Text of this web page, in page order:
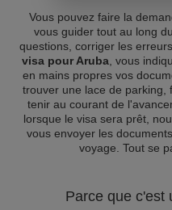
Vous pouvez faire la
vous guider tout au long
questions, corriger les
visa pour Aruba, vous
en mains propres vos
trouver une lace de parking,
tenir au courant de
lorsque le visa sera prêt,
vous envoyer les
voyage. Tout se
Parce que c'est